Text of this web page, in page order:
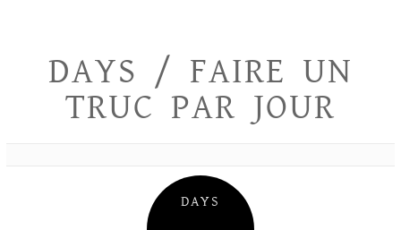
DAYS / FAIRE UN
TRUC PAR JOUR
DAYS